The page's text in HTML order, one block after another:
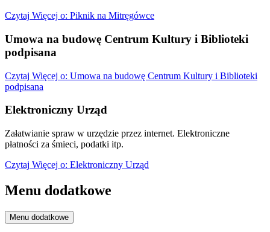
Czytaj Więcej o: Piknik na Mitręgówce
Umowa na budowę Centrum Kultury i Biblioteki
podpisana
Czytaj Więcej o: Umowa na budowę Centrum Kultury i Biblioteki
podpisana
Elektroniczny Urząd
Załatwianie spraw w urzędzie przez internet. Elektroniczne
płatności za śmieci, podatki itp.
Czytaj Więcej o: Elektroniczny Urząd
Menu dodatkowe
Menu dodatkowe